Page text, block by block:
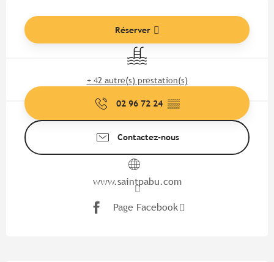
Réserver
Piscine
+ 42 autre(s) prestation(s)
02 96 72 24 ▒▒
Contactez-nous
www.saintpabu.com
Page Facebook